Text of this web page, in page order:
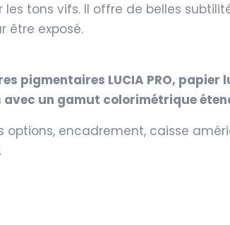
tons vifs. Il offre de belles
être exposé.
pigmentaires LUCIA PRO, papier
avec un gamut colorimétrique
options, encadrement, caisse
.